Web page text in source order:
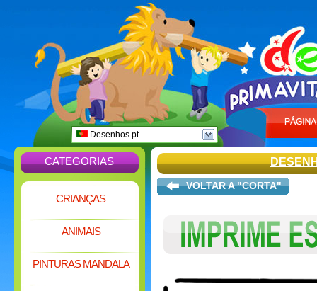
Desenhos.pt
CATEGORIAS
CRIANÇAS
ANIMAIS
PINTURAS MANDALA
VOLTAR A "CORTA"